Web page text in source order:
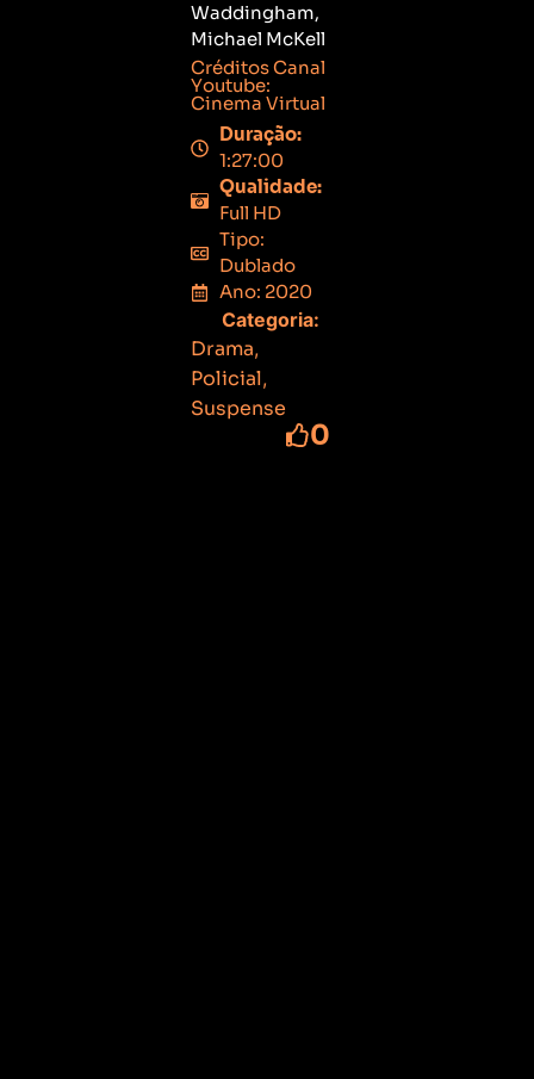
Waddingham,
Michael McKell
Créditos Canal
Youtube:
Cinema Virtual
Duração:
1:27:00
Qualidade:
Full HD
Tipo:
Dublado
Ano: 2020
Categoria:
Drama,
Policial,
Suspense
0